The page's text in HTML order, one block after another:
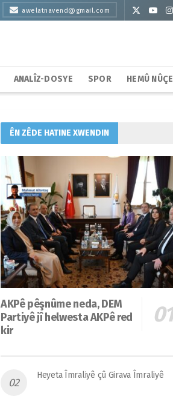
awelatnavend@gmail.com
ANALÎZ-DOSYE SPOR HEMÛ NÛÇE
ÊN ZÊDE HATINE XWENDIN
AKPê pêşnûme neda, DEM
Partiyê jî helwesta AKPê red
kir
Heyeta Îmraliyê çû Girava Îmraliyê